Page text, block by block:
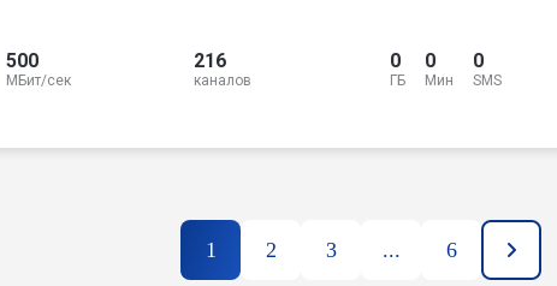
500
МБит/сек
216
каналов
0
ГБ
0
Мин
0
SMS
1 2 3 ... 6